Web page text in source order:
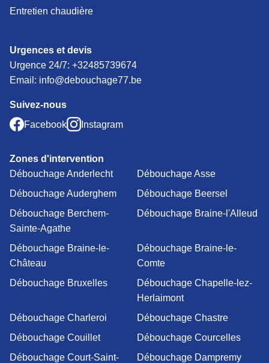
Entretien chaudière
Urgences et devis
Urgence 24/7: +32485739674
Email: info@debouchage77.be
Suivez-nous
Facebook
Instagram
Zones d'intervention
Débouchage Anderlecht
Débouchage Asse
Débouchage Auderghem
Débouchage Beersel
Débouchage Berchem-
Sainte-Agathe
Débouchage Braine-l'Alleud
Débouchage Braine-le-
Château
Débouchage Braine-le-
Comte
Débouchage Bruxelles
Débouchage Chapelle-lez-
Herlaimont
Débouchage Charleroi
Débouchage Chastre
Débouchage Couillet
Débouchage Courcelles
Débouchage Court-Saint-
Débouchage Dampremy